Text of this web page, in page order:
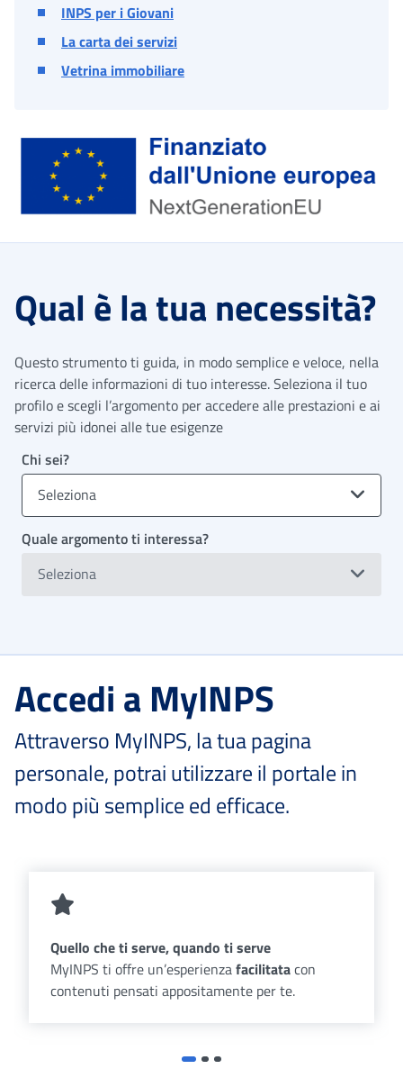
INPS per i Giovani
La carta dei servizi
Vetrina immobiliare
Qual è la tua necessità?
Questo strumento ti guida, in modo semplice e veloce, nella
ricerca delle informazioni di tuo interesse. Seleziona il tuo
profilo e scegli l’argomento per accedere alle prestazioni e ai
servizi più idonei alle tue esigenze
Chi sei?
Seleziona
Quale argomento ti interessa?
Seleziona
Accedi a MyINPS
Attraverso MyINPS, la tua pagina
personale, potrai utilizzare il portale in
modo più semplice ed efficace.
Quello che ti serve, quando ti serve
MyINPS ti offre un’esperienzafacilitatacon
contenuti pensati appositamente per te.